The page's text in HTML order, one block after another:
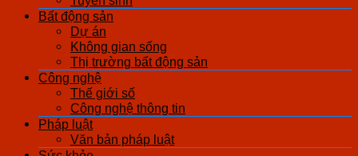
Bất động sản
Dự án
Không gian sống
Thị trường bất động sản
Công nghệ
Thế giới số
Công nghệ thông tin
Pháp luật
Văn bản pháp luật